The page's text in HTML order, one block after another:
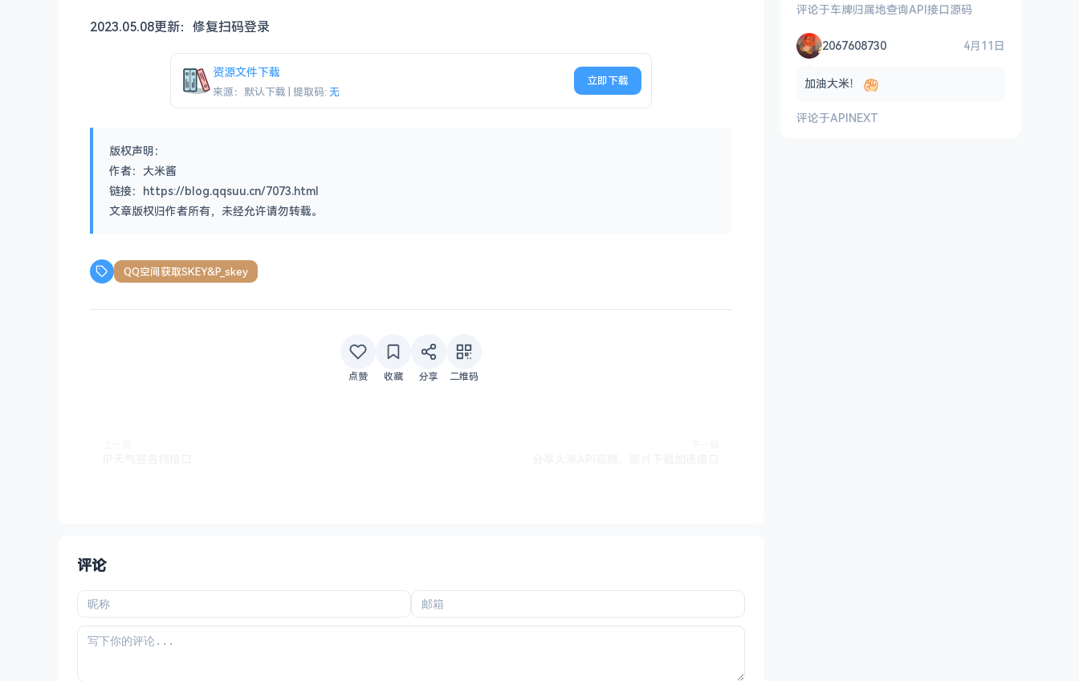
2023.05.08更新：修复扫码登录
资源文件下载
来源：默认下载 | 提取码: 无
立即下载
版权声明：
作者：大米酱
链接：https://blog.qqsuu.cn/7073.html
文章版权归作者所有，未经允许请勿转载。
QQ空间获取SKEY&P_skey
点赞 收藏 分享 二维码
评论
评论于车牌归属地查询API接口源码
2067608730 4月11日
加油大米！
评论于APINEXT